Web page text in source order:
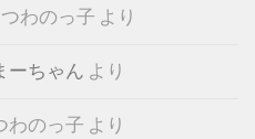
つわのっ子 より
ーちゃん より
わのっ子 より